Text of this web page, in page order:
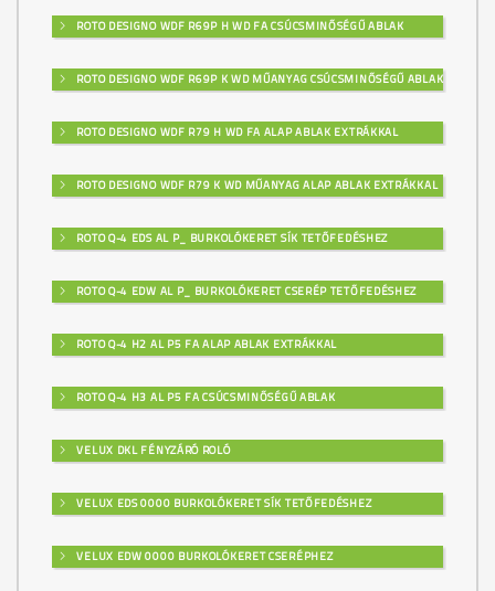
ROTO DESIGNO WDF R69P H WD FA CSÚCSMINŐSÉGŰ ABLAK
ROTO DESIGNO WDF R69P K WD MŰANYAG CSÚCSMINŐSÉGŰ ABLAK
ROTO DESIGNO WDF R79 H WD FA ALAP ABLAK EXTRÁKKAL
ROTO DESIGNO WDF R79 K WD MŰANYAG ALAP ABLAK EXTRÁKKAL
ROTO Q-4 EDS AL P_ BURKOLÓKERET SÍK TETŐFEDÉSHEZ
ROTO Q-4 EDW AL P_ BURKOLÓKERET CSERÉP TETŐFEDÉSHEZ
ROTO Q-4 H2 AL P5 FA ALAP ABLAK EXTRÁKKAL
ROTO Q-4 H3 AL P5 FA CSÚCSMINŐSÉGŰ ABLAK
VELUX DKL FÉNYZÁRÓ ROLÓ
VELUX EDS 0000 BURKOLÓKERET SÍK TETŐFEDÉSHEZ
VELUX EDW 0000 BURKOLÓKERET CSERÉPHEZ